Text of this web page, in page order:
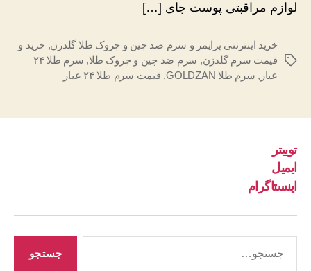
لوازم مراقبتی پوست جای […]
برچسب‌ها
خرید اینترنتی پرایمر و سرم ضد چین و چروک طلا گلدزن, خرید و
قیمت سرم گلدزن, سرم ضد چین و چروک طلا,
سرم طلا ۲۴
عیار , سرم طلا GOLDZAN , قیمت سرم طلا ۲۴ عیار
توییتر
ایمیل
اینستاگرام